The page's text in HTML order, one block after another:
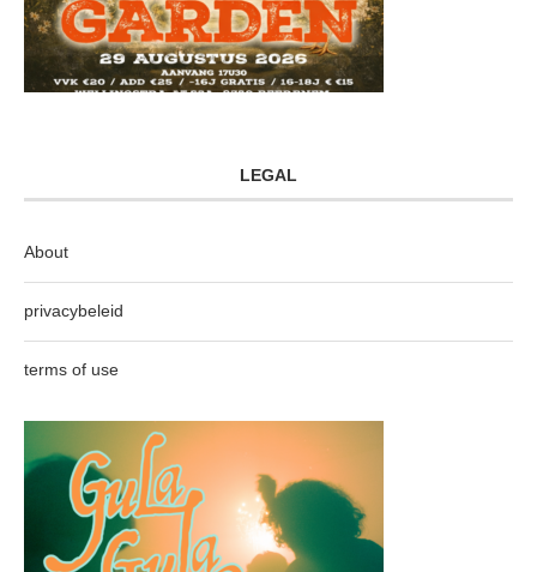
LEGAL
About
privacybeleid
terms of use